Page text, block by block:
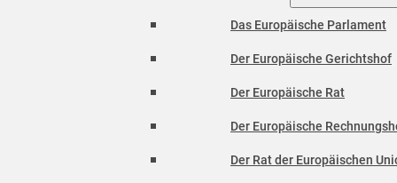
Das Europäische Parlament
Der Europäische Gerichtshof
Der Europäische Rat
Der Europäische
Der Rat der Europäischen